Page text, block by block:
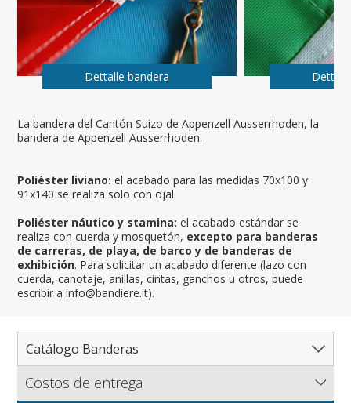
La bandera del Cantón Suizo de Appenzell Ausserrhoden, la
bandera de Appenzell Ausserrhoden.
Poliéster liviano: el acabado para las medidas 70x100 y
91x140 se realiza solo con ojal.
Poliéster náutico y stamina: el acabado estándar se
realiza con cuerda y mosquetón, excepto para banderas
de carreras, de playa, de barco y de banderas de
exhibición. Para solicitar un acabado diferente (lazo con
cuerda, canotaje, anillas, cintas, ganchos u otros, puede
escribir a info@bandiere.it).
Dettalle bandera
Catálogo Banderas
Catálogo completo de banderas
Costos de entrega